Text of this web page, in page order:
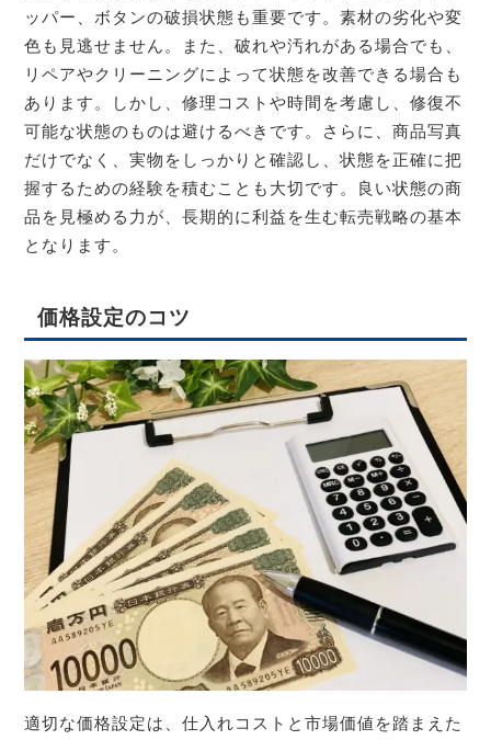
ッパー、ボタンの破損状態も重要です。素材の劣化や変
色も見逃せません。また、破れや汚れがある場合でも、
リペアやクリーニングによって状態を改善できる場合も
あります。しかし、修理コストや時間を考慮し、修復不
可能な状態のものは避けるべきです。さらに、商品写真
だけでなく、実物をしっかりと確認し、状態を正確に把
握するための経験を積むことも大切です。良い状態の商
品を見極める力が、長期的に利益を生む転売戦略の基本
となります。
価格設定のコツ
適切な価格設定は、仕入れコストと市場価値を踏まえた